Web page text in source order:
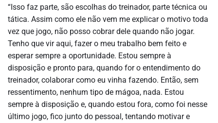
“Isso faz parte, são escolhas do treinador, parte técnica ou
tática. Assim como ele não vem me explicar o motivo toda
vez que jogo, não posso cobrar dele quando não jogar.
Tenho que vir aqui, fazer o meu trabalho bem feito e
esperar sempre a oportunidade. Estou sempre à
disposição e pronto para, quando for o entendimento do
treinador, colaborar como eu vinha fazendo. Então, sem
ressentimento, nenhum tipo de mágoa, nada. Estou
sempre à disposição e, quando estou fora, como foi nesse
último jogo, fico junto do pessoal, tentando motivar e